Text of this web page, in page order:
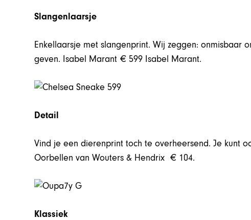
Slangenlaarsje
Enkellaarsje met slangenprint. Wij zeggen: onmisbaar
geven. Isabel Marant € 599 Isabel Marant.
Detail
Vind je een dierenprint toch te overheersend. Je kunt
Oorbellen van Wouters & Hendrix € 104.
Klassiek